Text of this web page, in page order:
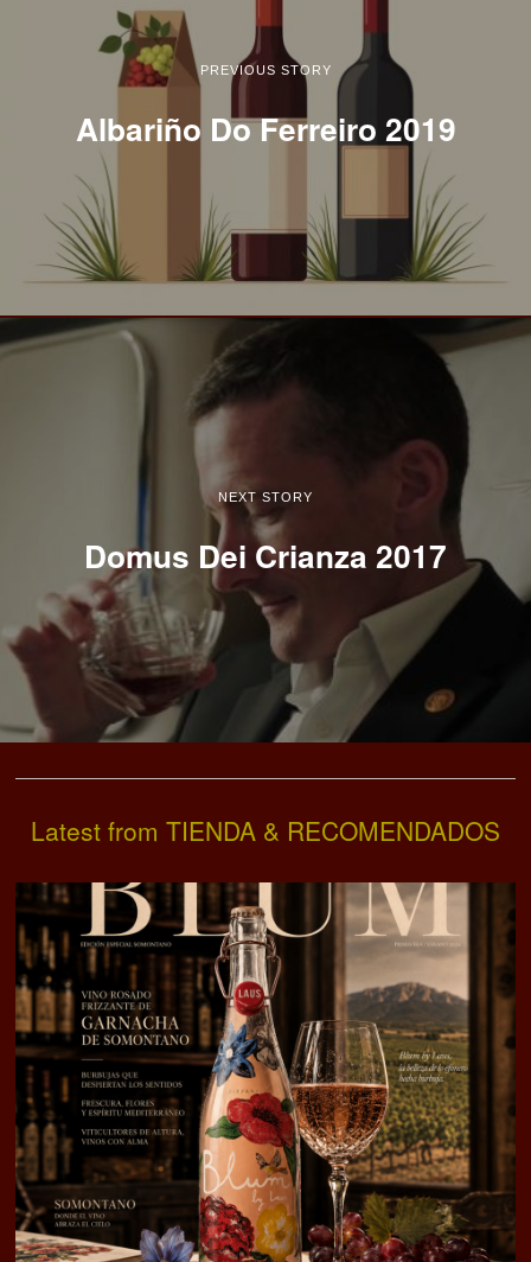
PREVIOUS STORY
Albariño Do Ferreiro 2019
NEXT STORY
Domus Dei Crianza 2017
Latest from TIENDA & RECOMENDADOS